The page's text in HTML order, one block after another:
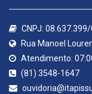
CNPJ:
Rua Manoel
Atendimento:
(81) 3548-1647